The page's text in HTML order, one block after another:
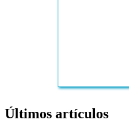
Últimos artículos